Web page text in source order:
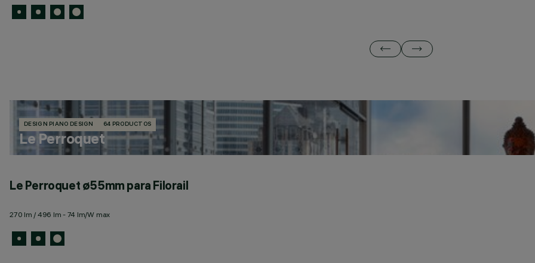
DESIGN PIANO DESIGN 64 PRODUCTOS
Le Perroquet
Le Perroquet ø55mm para Filorail
270 lm / 496 lm - 74 lm/W max